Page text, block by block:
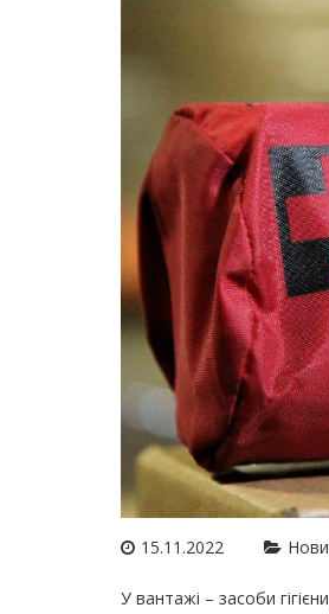
15.11.2022
У вантажі – засоби